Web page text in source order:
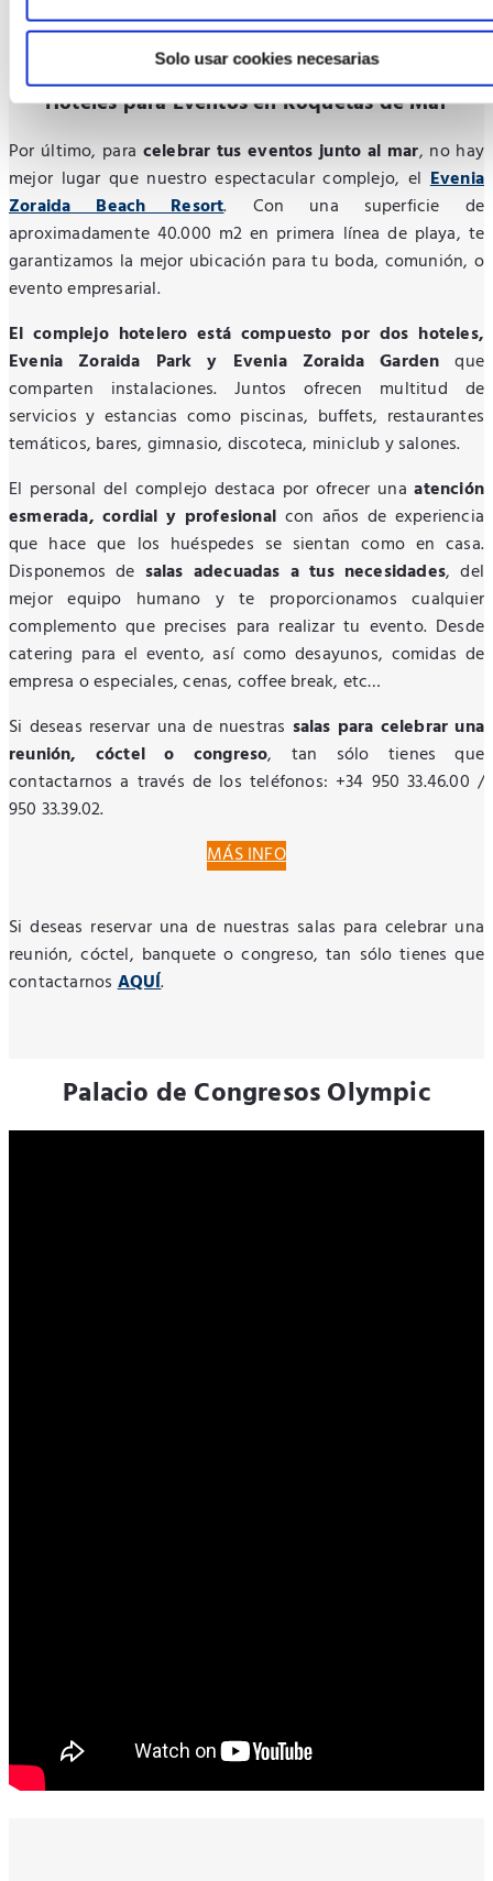
Solo usar cookies necesarias
Hoteles para Eventos en Roquetas de Mar
Por último, para celebrar tus eventos junto al mar, no hay
mejor lugar que nuestro espectacular complejo, elEvenia
Zoraida Beach Resort. Con una superficie de
aproximadamente 40.000 m2 en primera línea de playa, te
garantizamos la mejor ubicación para tu boda, comunión, o
evento empresarial.
El complejo hotelero está compuesto por dos hoteles,
Evenia Zoraida Park y Evenia Zoraida Garden que
comparten instalaciones. Juntos ofrecen multitud de
servicios y estancias como piscinas, buffets, restaurantes
temáticos, bares, gimnasio, discoteca, miniclub y salones.
El personal del complejo destaca por ofrecer unaatención
esmerada, cordial y profesional con años de experiencia
que hace que los huéspedes se sientan como en casa.
Disponemos de salas adecuadas a tus necesidades, del
mejor equipo humano y te proporcionamos cualquier
complemento que precises para realizar tu evento. Desde
catering para el evento, así como desayunos, comidas de
empresa o especiales, cenas, coffee break, etc…
Si deseas reservar una de nuestras salas para celebrar una
reunión, cóctel o congreso, tan sólo tienes que
contactarnos a través de los teléfonos: +34 950 33.46.00 /
950 33.39.02.
MÁS INFO
Si deseas reservar una de nuestras salas para celebrar una
reunión, cóctel, banquete o congreso, tan sólo tienes que
contactarnosAQUÍ.
Palacio de Congresos Olympic